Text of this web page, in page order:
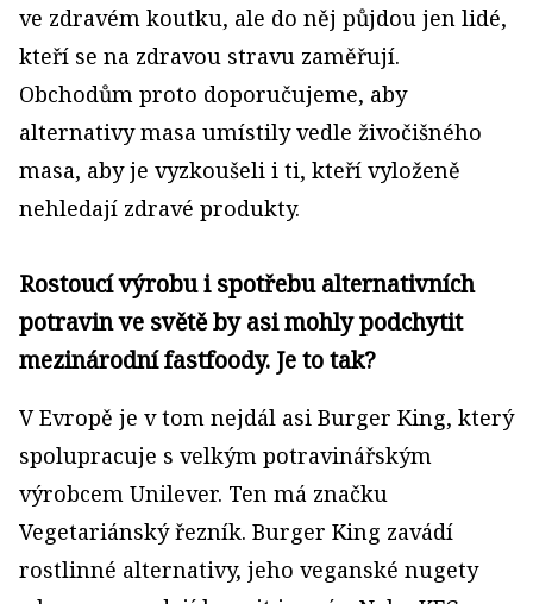
ve zdravém koutku, ale do něj půjdou jen lidé,
kteří se na zdravou stravu zaměřují.
Obchodům proto doporučujeme, aby
alternativy masa umístily vedle živočišného
masa, aby je vyzkoušeli i ti, kteří vyloženě
nehledají zdravé produkty.
Rostoucí výrobu i spotřebu alternativních
potravin ve světě by asi mohly podchytit
mezinárodní fastfoody. Je to tak?
V Evropě je v tom nejdál asi Burger King, který
spolupracuje s velkým potravinářským
výrobcem Unilever. Ten má značku
Vegetariánský řezník. Burger King zavádí
rostlinné alternativy, jeho veganské nugety